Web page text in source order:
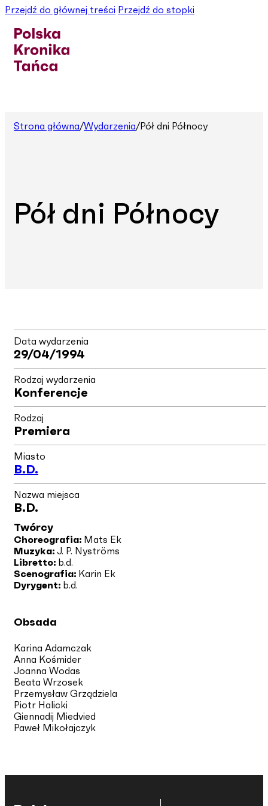
Przejdź do głównej treści Przejdź do stopki
Strona główna/Wydarzenia/Pół dni Północy
Pół dni Północy
Data wydarzenia
29/04/1994
Rodzaj wydarzenia
Konferencje
Rodzaj
Premiera
Miasto
B.d.
Nazwa miejsca
B.d.
Twórcy
Choreografia: Mats Ek
Muzyka: J. P. Nyströms
Libretto: b.d.
Scenografia: Karin Ek
Dyrygent: b.d.
Obsada
Karina Adamczak
Anna Kośmider
Joanna Wodas
Beata Wrzosek
Przemysław Grządziela
Piotr Halicki
Giennadij Miedvied
Paweł Mikołajczyk